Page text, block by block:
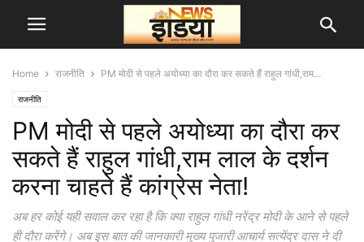
Home राजनीति PM मोदी से पहले अयोध्या का दौरा कर सकते हैं राहुल गांधी,राम...
राजनीति
PM मोदी से पहले अयोध्या का दौरा कर
सकते हैं राहुल गांधी,राम लाल के दर्शन
करना चाहते हैं कांग्रेस नेता!
अब हर कोई यही सवाल कर रहा है कि क्या राहुल गांधी नरेंद्र मोदी के आने से पहले
ही दौरा करेंगे। अब इस बात की जानकारी मुख्य पुजारी आचार्य सत्येंद्र दास ने दी